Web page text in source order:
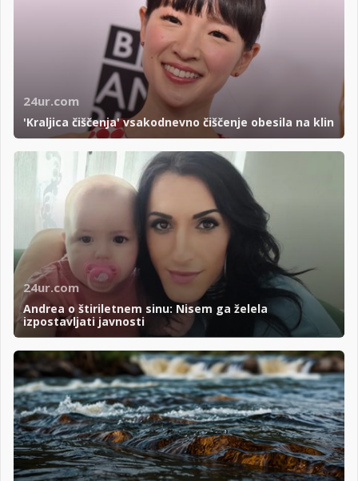
24ur.com
'Kraljica čiščenja' vsakodnevno čiščenje obesila na klin
24ur.com
Andrea o štiriletnem sinu: Nisem ga želela
izpostavljati javnosti